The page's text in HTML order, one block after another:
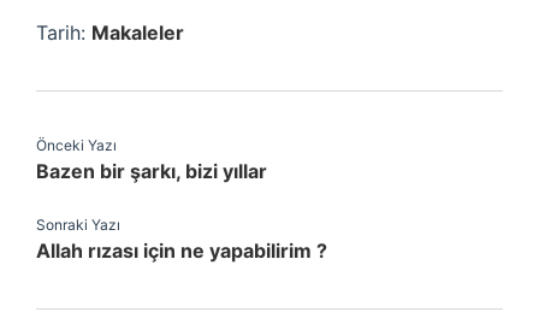
Tarih: Makaleler
Önceki Yazı
Bazen bir şarkı, bizi yıllar
Sonraki Yazı
Allah rızası için ne yapabilirim ?